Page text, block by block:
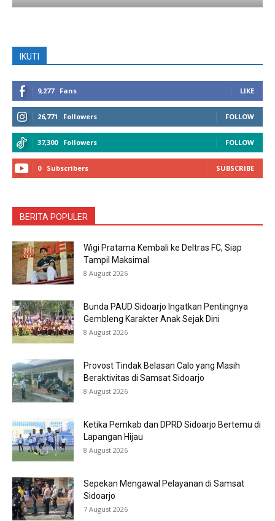
IKUTI
9,277 Fans LIKE
26,771 Followers FOLLOW
37,300 Followers FOLLOW
0 Subscribers SUBSCRIBE
BERITA POPULER
Wigi Pratama Kembali ke Deltras FC, Siap
Tampil Maksimal
8 August 2026
Bunda PAUD Sidoarjo Ingatkan Pentingnya
Gembleng Karakter Anak Sejak Dini
8 August 2026
Provost Tindak Belasan Calo yang Masih
Beraktivitas di Samsat Sidoarjo
8 August 2026
Ketika Pemkab dan DPRD Sidoarjo Bertemu di
Lapangan Hijau
8 August 2026
Sepekan Mengawal Pelayanan di Samsat
Sidoarjo
7 August 2026